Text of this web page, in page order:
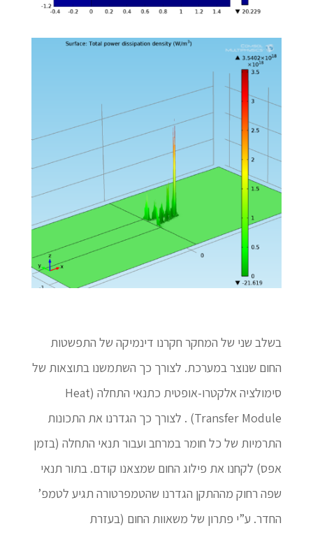
בשלב שני של המחקר חקרנו דינמיקה של התפשטות
החום שנוצר במערכת. לצורך כך השתמשנו בתוצאות של
סימולציה אלקטרו-אופטית כתנאי התחלה (Heat
Transfer Module) . לצורך כך הגדרנו את התכונות
התרמיות של כל חומר במרחב ועבור תנאי התחלה (בזמן
אפס) לקחנו את פילוג החום שמצאנו קודם. בתור תנאי
שפה רחוק מההתקן הגדרנו שהטמפרטורה תגיע לטמפ’
החדר. ע”י פתרון של משאוות החום (בעזרת